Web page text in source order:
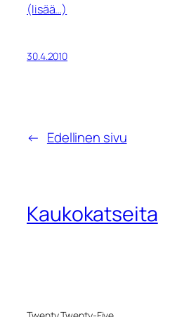
(lisää…)
30.4.2010
← Edellinen sivu
Kaukokatseita